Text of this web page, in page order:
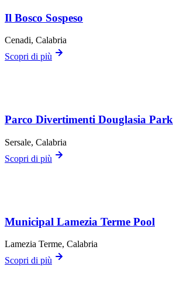
Il Bosco Sospeso
Cenadi, Calabria
Scopri di più
Parco Divertimenti Douglasia Park
Sersale, Calabria
Scopri di più
Municipal Lamezia Terme Pool
Lamezia Terme, Calabria
Scopri di più